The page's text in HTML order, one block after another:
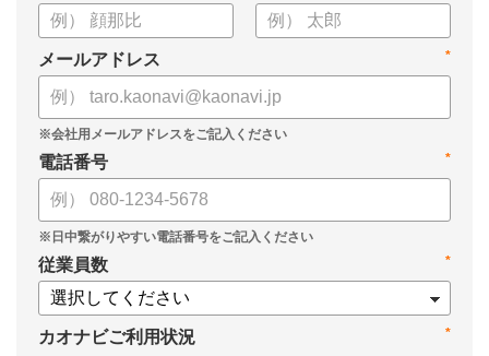
*
メールアドレス
*
電話番号
*
従業員数
*
カオナビご利用状況